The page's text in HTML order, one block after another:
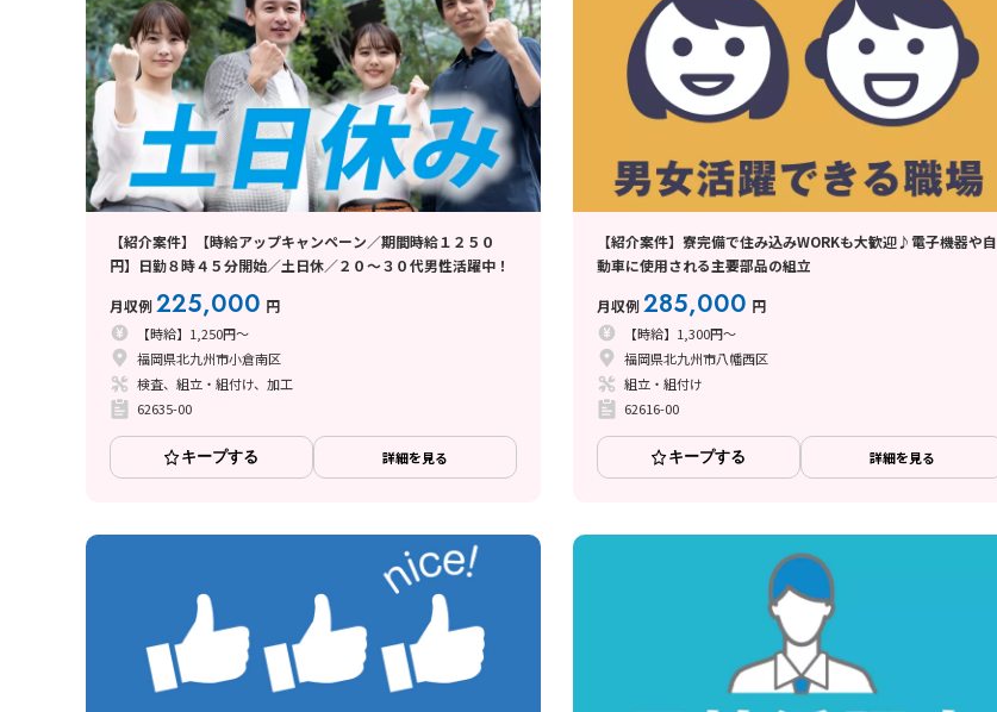
【紹介案件】【時給アップキャンペーン／期間時給１２５０
円】日勤８時４５分開始／土日休／２０～３０代男性活躍中！
月収例225,000 円
【時給】1,250円～
福岡県北九州市小倉南区
検査、組立・組付け、加工
62635-00
キープする 詳細を見る
【紹介案件】寮完備で住み込みWORKも大歓迎♪電子機器や自
動車に使用される主要部品の組立
月収例285,000 円
【時給】1,300円～
福岡県北九州市八幡西区
組立・組付け
62616-00
キープする 詳細を見る